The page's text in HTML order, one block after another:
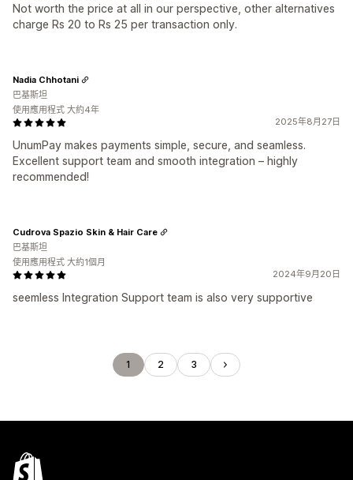
Not worth the price at all in our perspective, other alternatives
charge Rs 20 to Rs 25 per transaction only.
2025年8月27日
UnumPay makes payments simple, secure, and seamless.
Excellent support team and smooth integration – highly
recommended!
Nadia Chhotani
巴基斯坦
使用應用程式 大約4年
2024年9月20日
seemless Integration Support team is also very supportive
Cudrova Spazio Skin & Hair Care
巴基斯坦
使用應用程式 大約1個月
1 2 3